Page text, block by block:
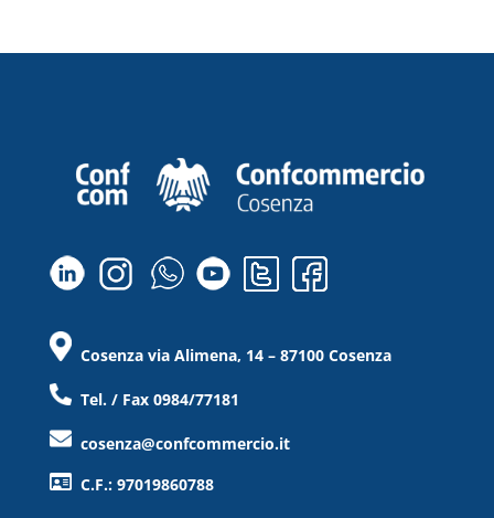
Cosenza via Alimena, 14 – 87100 Cosenza
Tel. / Fax 0984/77181
cosenza@confcommercio.it
C.F.: 97019860788